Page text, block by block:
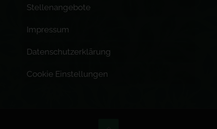
Stellenangebote
Impressum
Datenschutzerklärung
Cookie Einstellungen